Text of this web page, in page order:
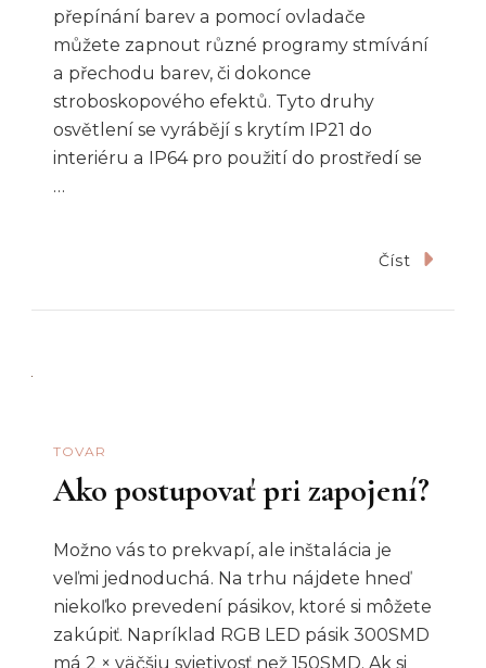
přepínání barev a pomocí ovladače
můžete zapnout různé programy stmívání
a přechodu barev, či dokonce
stroboskopového efektů. Tyto druhy
osvětlení se vyrábějí s krytím IP21 do
interiéru a IP64 pro použití do prostředí se
…
Číst
TOVAR
Ako postupovať pri zapojení?
Možno vás to prekvapí, ale inštalácia je
veľmi jednoduchá. Na trhu nájdete hneď
niekoľko prevedení pásikov, ktoré si môžete
zakúpiť. Napríklad RGB LED pásik 300SMD
má 2 × väčšiu svietivosť než 150SMD. Ak si